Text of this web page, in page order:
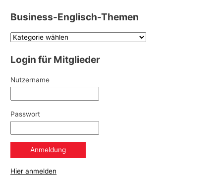
Business-Englisch-Themen
Login für Mitglieder
Nutzername
Passwort
Hier anmelden